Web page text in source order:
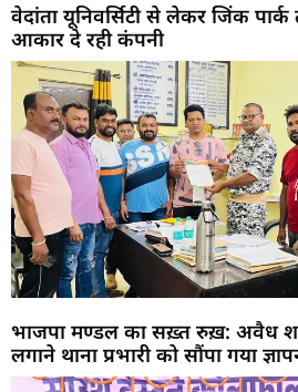
वेदांता यूनिवर्सिटी से लेकर जिंक
आकार दे रही कंपनी
भाजपा मण्डल का सख़्त रुख़: अवैध
लगाने थाना प्रभारी को सौंपा गया